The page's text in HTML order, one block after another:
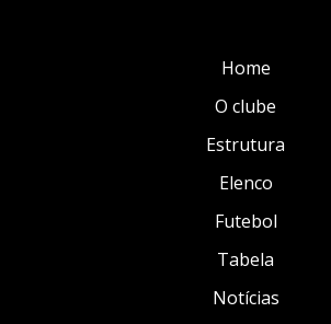
Home
O clube
Estrutura
Elenco
Futebol
Tabela
Notícias